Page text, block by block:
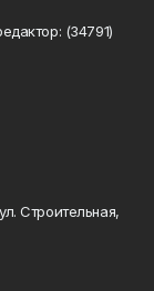
(34791)
Строительная,